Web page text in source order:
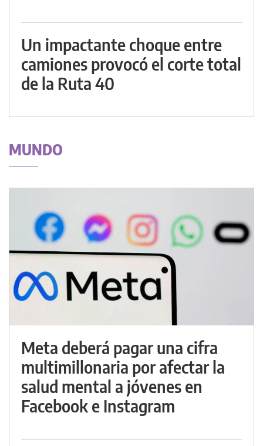
Un impactante choque entre
camiones provocó el corte total
de la Ruta 40
MUNDO
Meta deberá pagar una cifra
multimillonaria por afectar la
salud mental a jóvenes en
Facebook e Instagram